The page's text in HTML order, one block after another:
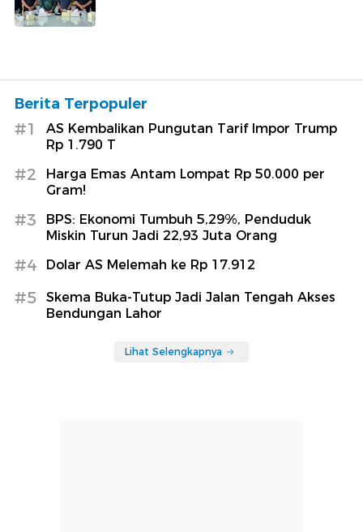
Berita Terpopuler
#1
AS Kembalikan Pungutan Tarif Impor Trump
Rp 1.790 T
#2
Harga Emas Antam Lompat Rp 50.000 per
Gram!
#3
BPS: Ekonomi Tumbuh 5,29%, Penduduk
Miskin Turun Jadi 22,93 Juta Orang
#4 Dolar AS Melemah ke Rp 17.912
#5
Skema Buka-Tutup Jadi Jalan Tengah Akses
Bendungan Lahor
Lihat Selengkapnya